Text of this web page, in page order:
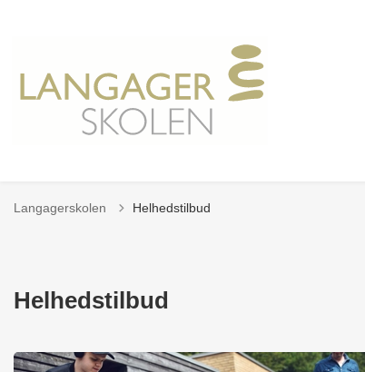
Langagerskolen Helhedstilbud
Helhedstilbud